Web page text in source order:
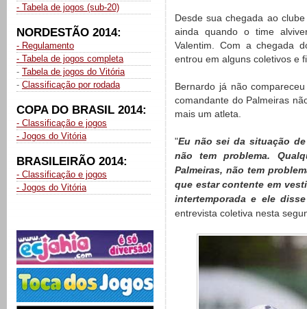
- Tabela de jogos (sub-20)
NORDESTÃO 2014:
- Regulamento
- Tabela de jogos completa
- Tabela de jogos do Vitória
- Classificação por rodada
COPA DO BRASIL 2014:
- Classificação e jogos
- Jogos do Vitória
BRASILEIRÃO 2014:
- Classificação e jogos
- Jogos do Vitória
Desde sua chegada ao
ainda quando o time
Valentim. Com a chegada
entrou em alguns coletivos e
Bernardo já não
comandante do Palmeiras
mais um atleta.
"Eu não sei da situação
não tem problema.
Palmeiras, não tem
que estar contente em
intertemporada e ele
entrevista coletiva nesta